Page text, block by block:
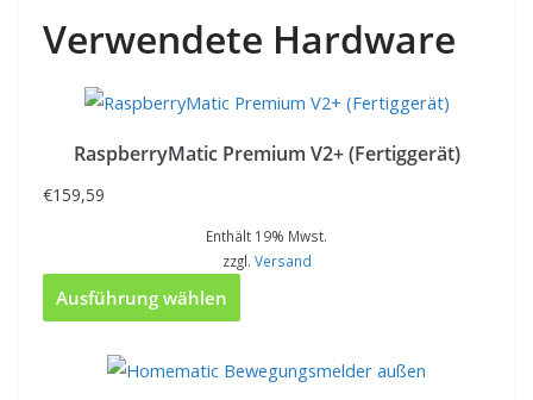
Verwendete Hardware
RaspberryMatic Premium V2+ (Fertiggerät)
€159,59
Enthält 19% Mwst.
zzgl. Versand
Ausführung wählen